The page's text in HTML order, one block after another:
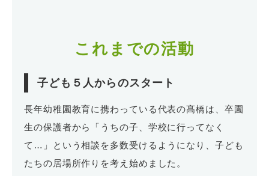
これまでの活動
子ども５人からのスタート
長年幼稚園教育に携わっている代表の髙橋は、卒園
生の保護者から「うちの子、学校に行ってなく
て…」という相談を多数受けるようになり、子ども
たちの居場所作りを考え始めました。